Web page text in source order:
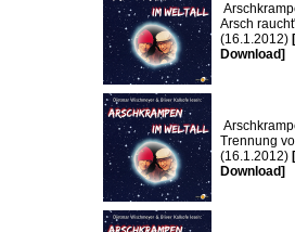
Arsch
(16.1.2012)
Download]
Trennung
(16.1.2012)
Download]